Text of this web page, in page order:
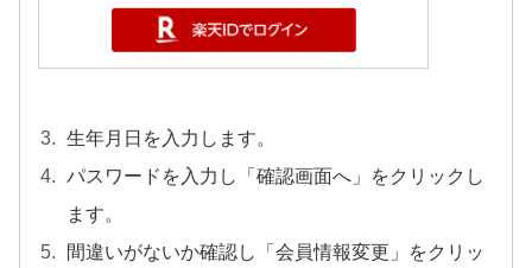
生年月日を入力します。
パスワードを入力し「確認画面へ」をクリックし
ます。
間違いがないか確認し「会員情報変更」をクリッ